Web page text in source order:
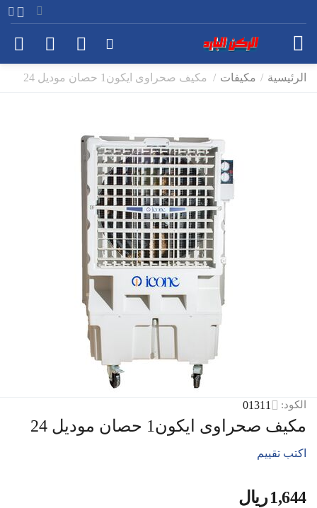
الرئيسية / مكيفات / مكيف صحراوى ايكون1 حصان موديل 24
الكود: 01311
مكيف صحراوى ايكون1 حصان موديل 24
اكتب تقييم
ريال‎ 1,644